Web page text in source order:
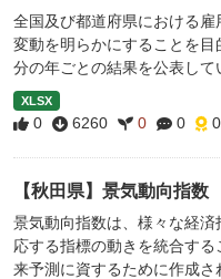
全国及び都道府県における
変動を明らかにすることを
分の年ごとの結果を公表して
XLSX
0 6260 0 0 0
【秋田県】景気動向指数
景気動向指数は、様々な経
応する指標の動きを統合す
来予測に資するために作成さ